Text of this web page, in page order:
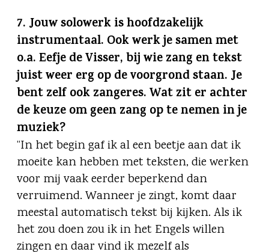
7. Jouw solowerk is hoofdzakelijk
instrumentaal. Ook werk je samen met
o.a. Eefje de Visser, bij wie zang en tekst
juist weer erg op de voorgrond staan. Je
bent zelf ook zangeres. Wat zit er achter
de keuze om geen zang op te nemen in je
muziek?
“In het begin gaf ik al een beetje aan dat ik
moeite kan hebben met teksten, die werken
voor mij vaak eerder beperkend dan
verruimend. Wanneer je zingt, komt daar
meestal automatisch tekst bij kijken. Als ik
het zou doen zou ik in het Engels willen
zingen en daar vind ik mezelf als